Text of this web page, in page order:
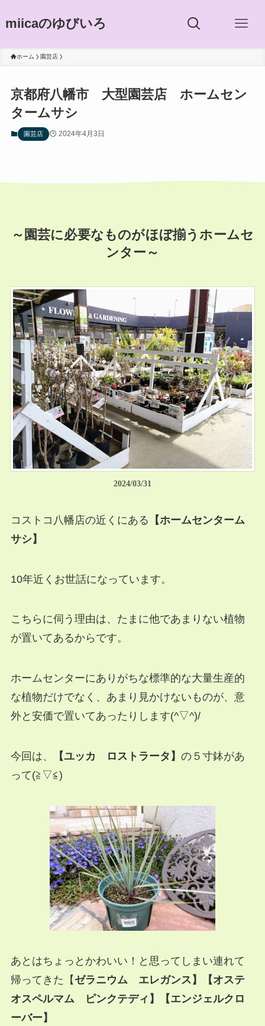
miicaのゆびいろ
ホーム 園芸店
京都府八幡市 大型園芸店 ホームセン
タームサシ
園芸店 2024年4月3日
～園芸に必要なものがほぼ揃うホームセ
ンター～
2024/03/31
コストコ八幡店の近くにある 【ホームセンターム
サシ】
10年近くお世話になっています。
こちらに伺う理由は、たまに他であまりない植物
が置いてあるからです。
ホームセンターにありがちな標準的な大量生産的
な植物だけでなく、あまり見かけないものが、意
外と安価で置いてあったりします(^▽^)/
今回は、 【ユッカ ロストラータ】 の５寸鉢があ
って(≧▽≦)
あとはちょっとかわいい！と思ってしまい連れて
帰ってきた【 ゼラニウム エレガンス】【オステ
オスペルマム ピンクテディ】【エンジェルクロ
ーバー】